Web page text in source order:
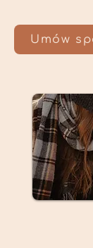
Umów